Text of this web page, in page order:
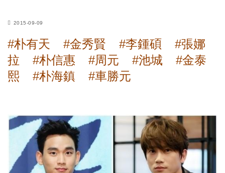
2015-09-09
#朴有天 #金秀賢 #李鍾碩
#張娜
拉
#朴信惠 #周元 #池城
#金泰
熙
#朴海鎮 #車勝元